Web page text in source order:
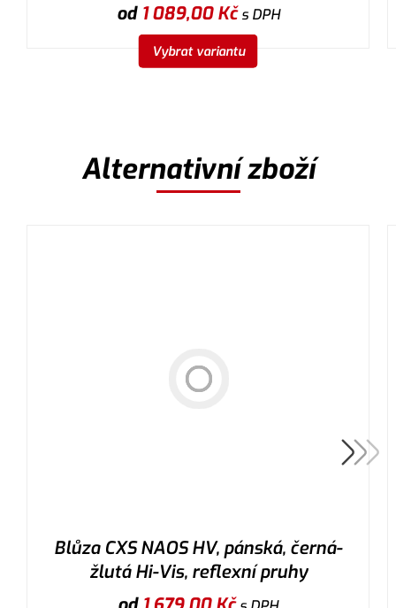
od 1 089,00Kčs DPH
Vybrat variantu
Alternativní zboží
Blůza CXS NAOS HV, pánská, černá-
žlutá Hi-Vis, reflexní pruhy